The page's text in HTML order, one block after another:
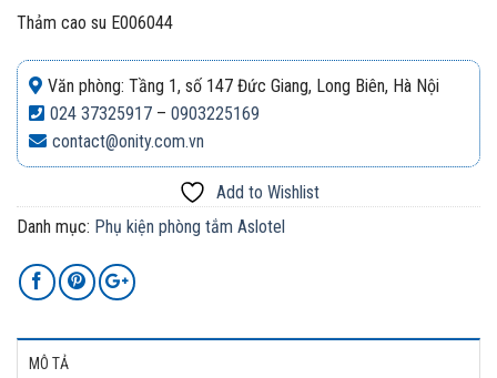
Thảm cao su E006044
Văn phòng: Tầng 1, số 147 Đức Giang, Long Biên, Hà Nội
024 37325917 – 0903225169
contact@onity.com.vn
Add to Wishlist
Danh mục: Phụ kiện phòng tắm Aslotel
MÔ TẢ